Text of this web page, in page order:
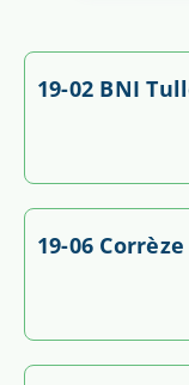
19-02 BNI
19-06